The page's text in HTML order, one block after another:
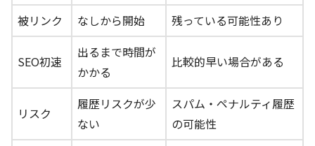
被リンク なしから開始 残っている可能性あり
SEO初速
出るまで時間が
かかる
比較的早い場合がある
リスク
履歴リスクが少
ない
スパム・ペナルティ履歴
の可能性